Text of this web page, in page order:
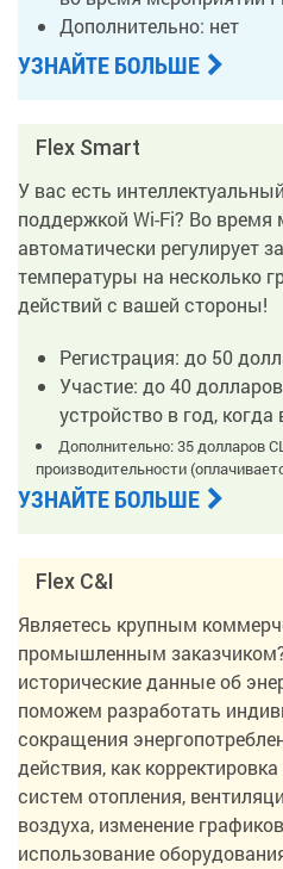
Дополнительно: нет
УЗНАЙТЕ БОЛЬШЕ
Flex Smart
У вас есть
поддержкой Wi-Fi? Во время
автоматически регулирует
температуры на несколько
действий с вашей стороны!
Регистрация: до 50
Участие: до 40
устройство в год, когда
Дополнительно: 35 долларов
производительности
УЗНАЙТЕ БОЛЬШЕ
Flex C&I
Являетесь крупным
промышленным
исторические данные об
поможем разработать
сокращения
действия, как
систем отопления,
воздуха, изменение
использование